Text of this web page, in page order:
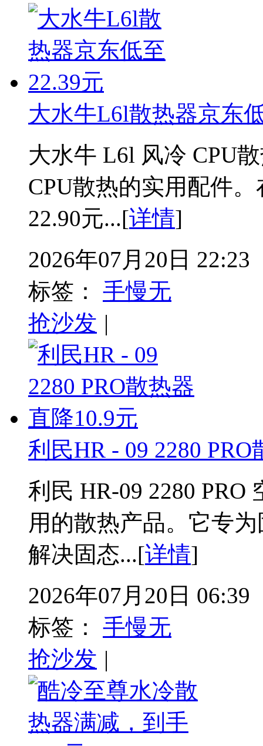
大水牛L6l散热器京东
大水牛 L6l 风冷 CPU
CPU散热的实用配件
22.90元...[详情]
2026年07月20日 22:23
标签：
手慢无
抢沙发 |
利民HR - 09 2280
利民 HR-09 2280
用的散热产品。它专
解决固态...[详情]
2026年07月20日 06:39
标签：
手慢无
抢沙发 |